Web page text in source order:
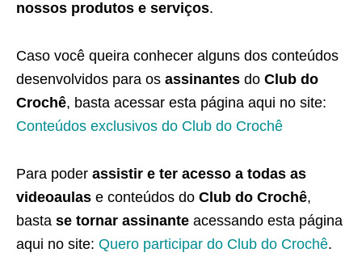
nossos produtos e serviços.
Caso você queira conhecer alguns dos conteúdos
desenvolvidos para os assinantes do Club do
Crochê, basta acessar esta página aqui no site:
Conteúdos exclusivos do Club do Crochê
Para poder assistir e ter acesso a todas as
videoaulas e conteúdos do Club do Crochê,
basta se tornar assinante acessando esta página
aqui no site: Quero participar do Club do Crochê.